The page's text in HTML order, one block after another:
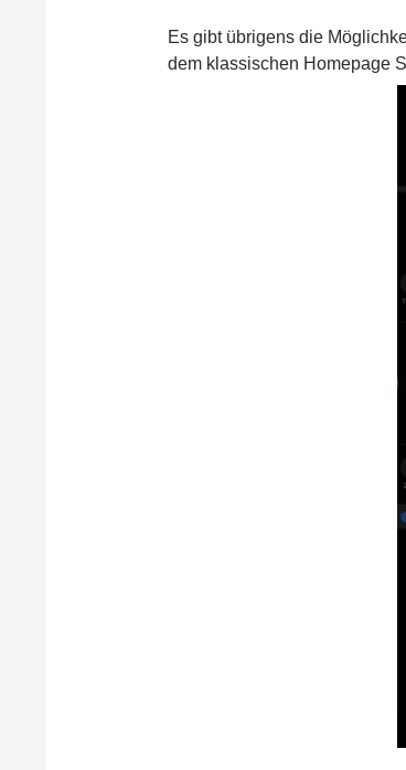
Es gibt übrigens die
dem klassischen Homepage